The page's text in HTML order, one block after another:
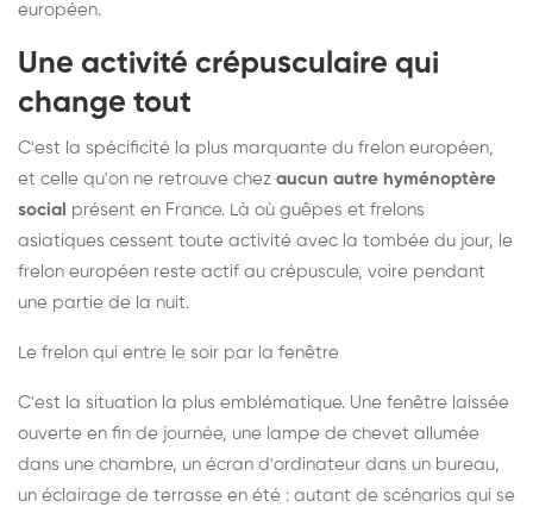
européen.
Une activité crépusculaire qui
change tout
C'est la spécificité la plus marquante du frelon européen,
et celle qu'on ne retrouve chez aucun autre hyménoptère
social présent en France. Là où guêpes et frelons
asiatiques cessent toute activité avec la tombée du jour, le
frelon européen reste actif au crépuscule, voire pendant
une partie de la nuit.
Le frelon qui entre le soir par la fenêtre
C'est la situation la plus emblématique. Une fenêtre laissée
ouverte en fin de journée, une lampe de chevet allumée
dans une chambre, un écran d'ordinateur dans un bureau,
un éclairage de terrasse en été : autant de scénarios qui se